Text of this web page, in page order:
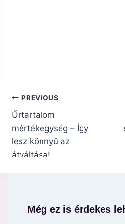
Bejegyzés
navigáció
PREVIOUS
Űrtartalom
mértékegység – Így
lesz könnyű az
átváltása!
Még ez is érdekes